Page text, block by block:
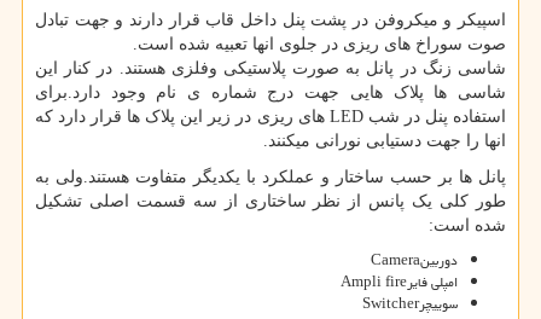
اسپیکر و میکروفن در پشت پنل داخل قاب قرار دارند و جهت تبادل
صوت سوراخ های ریزی در جلوی انها تعبیه شده است.
شاسی زنگ در پانل به صورت پلاستیکی وفلزی هستند. در کنار این
شاسی ها پلاک هایی جهت درج شماره ی نام وجود دارد.برای
استفاده پنل در شب LEDهای ریزی در زیر این پلاک ها قرار دارد که
انها را جهت دستیابی نورانی میکنند.
پانل ها بر حسب ساختار و عملکرد با یکدیگر متفاوت هستند.ولی به
طور کلی یک پانس از نظر ساختاری از سه قسمت اصلی تشکیل
شده است:
دوربینCamera
امپلی فایرAmpli fire
سوییچرSwitcher